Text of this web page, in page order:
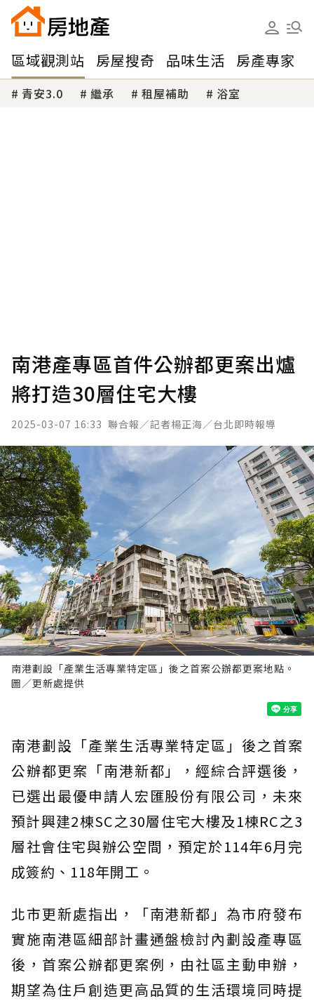
區域觀測站 房屋搜奇 品味生活 房產專家
青安3.0 繼承 租屋補助 浴室
南港產專區首件公辦都更案出爐
將打造30層住宅大樓
2025-03-07 16:33 聯合報／記者楊正海／台北即時報導
南港劃設「產業生活專業特定區」後之首案公辦都更案地點。
圖／更新處提供
南港劃設「產業生活專業特定區」後之首案
公辦都更案「南港新都」，經綜合評選後，
已選出最優申請人宏匯股份有限公司，未來
預計興建2棟SC之30層住宅大樓及1棟RC之3
層社會住宅與辦公空間，預定於114年6月完
成簽約、118年開工。
北市更新處指出，「南港新都」為市府發布
實施南港區細部計畫通盤檢討內劃設產專區
後，首案公辦都更案例，由社區主動申辦，
期望為住戶創造更高品質的生活環境同時提